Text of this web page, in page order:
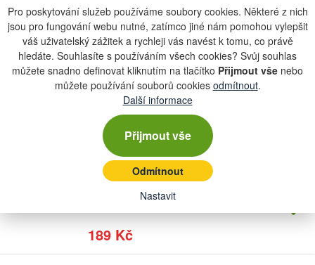
Pro poskytování služeb používáme soubory cookies. Některé z nich
jsou pro fungování webu nutné, zatímco jiné nám pomohou vylepšit
váš uživatelský zážitek a rychleji vás navést k tomu, co právě
hledáte. Souhlasíte s používáním všech cookies? Svůj souhlas
můžete snadno definovat kliknutím na tlačítko Přijmout vše nebo
můžete používání souborů cookies odmítnout.
Další informace
Přijmout vše
Odmítnout
Nastavit
289 Kč
Extol 7215 Kleště rychloupínací
poloho...
na dotaz
265 Kč
Počet
kusů
ZBIROVIA ZB260220 Samosvorné kleště
na dotaz
189 Kč
Počet
kusů